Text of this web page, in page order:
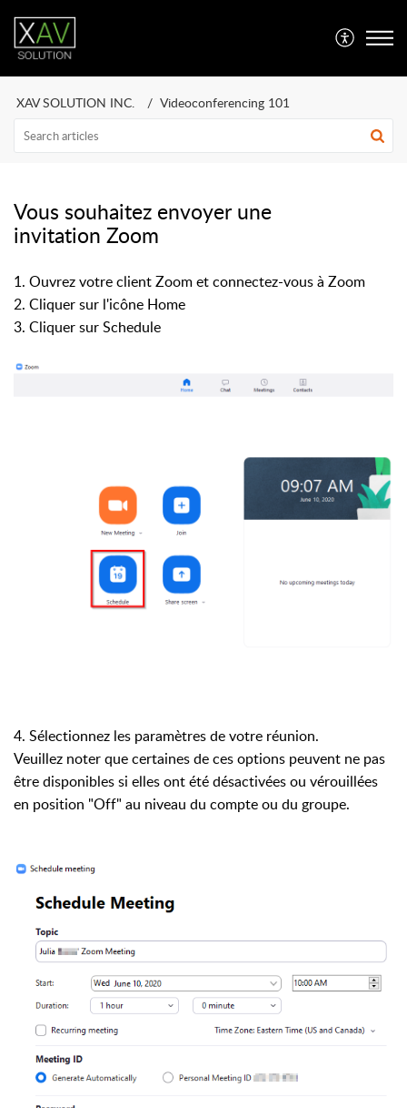
XAV SOLUTION INC. Videoconferencing 101
Vous souhaitez envoyer une
invitation Zoom
1. Ouvrez votre client Zoom et connectez-vous à Zoom
2. Cliquer sur l'icône Home
3. Cliquer sur Schedule
4. Sélectionnez les paramètres de votre réunion.
Veuillez noter que certaines de ces options peuvent ne pas
être disponibles si elles ont été désactivées ou vérouillées
en position "Off" au niveau du compte ou du groupe.